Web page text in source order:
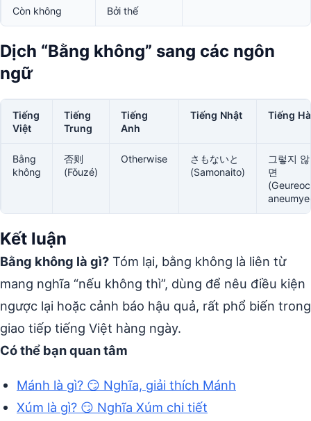
Còn không Bởi thế
Dịch “Bằng không” sang các ngôn
ngữ
Tiếng
Việt
Tiếng
Trung
Tiếng
Anh
Tiếng Nhật Tiếng
Bằng
không
否则
(Fǒuzé)
Otherwise
さもないと
(Samonaito)
그렇지
면
Kết luận
Bằng không là gì? Tóm lại, bằng không là liên từ
mang nghĩa “nếu không thì”, dùng để nêu điều kiện
ngược lại hoặc cảnh báo hậu quả, rất phổ biến trong
giao tiếp tiếng Việt hàng ngày.
Có thể bạn quan tâm
Mánh là gì? 😏 Nghĩa, giải thích Mánh
Xúm là gì? 😏 Nghĩa Xúm chi tiết